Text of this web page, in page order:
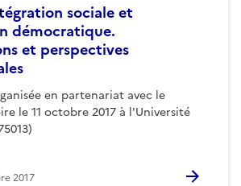
sociale et
démocratique.
et perspectives
en partenariat avec le
le 11 octobre 2017 à l'Université
2017